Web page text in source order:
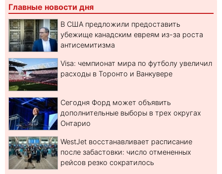
Главные новости дня
В США предложили предоставить
убежище канадским евреям из-за роста
антисемитизма
Visa: чемпионат мира по футболу увеличил
расходы в Торонто и Ванкувере
Сегодня Форд может объявить
дополнительные выборы в трех округах
Онтарио
WestJet восстанавливает расписание
после забастовки: число отмененных
рейсов резко сократилось